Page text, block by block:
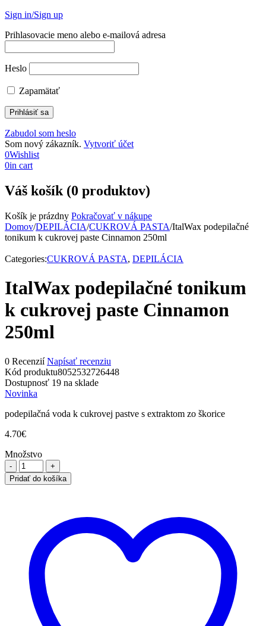
Sign in/Sign up
Prihlasovacie meno alebo e-mailová adresa
Heslo
Zapamätať
Zabudol som heslo
Som nový zákazník. Vytvoriť účet
0Wishlist
0in cart
Váš košík (0 produktov)
Košík je prázdny Pokračovať v nákupe
Domov/DEPILÁCIA/CUKROVÁ PASTA/ItalWax podepilačné
tonikum k cukrovej paste Cinnamon 250ml
Categories:CUKROVÁ PASTA, DEPILÁCIA
ItalWax podepilačné tonikum
k cukrovej paste Cinnamon
250ml
0 Recenzií Napísať recenziu
Kód produktu8052532726448
Dostupnosť 19 na sklade
Novinka
podepilačná voda k cukrovej pastve s extraktom zo škorice
4.70€
Množstvo
množstvo
ItalWax
podepilačné
Cinnamon
250ml
Pridať do košíka